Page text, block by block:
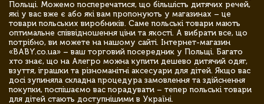
Польщі. Можемо посперечатися, що більшість дитячих речей,
які у вас вже є або які вам пропонують у магазинах – це
товари польських виробників. Саме польські товари мають
оптимальне співвідношення ціни та якості. А вибрати все, що
потрібно, ви можете на нашому сайті. Інтернет-магазин
«BABY.co.ua» – ваш торговий посередник у Польщі. Багато
хто знає, що на Алегро можна купити дешево дитячий одяг,
взуття, іграшки та різноманітні аксесуари для дітей. Якщо вас
досі зупиняла складна процедура замовлення та здійснення
покупки, поспішаємо вас порадувати – тепер польські товари
для дітей стають доступнішими в Україні.